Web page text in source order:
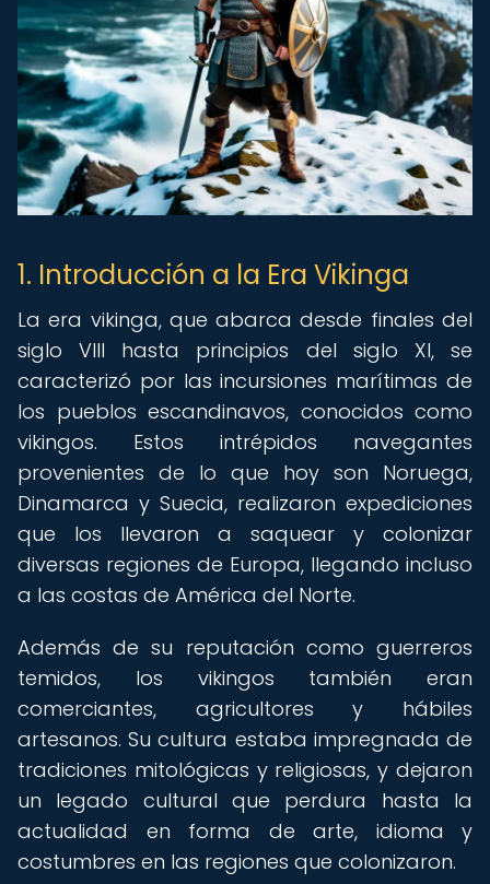
1. Introducción a la Era Vikinga
La era vikinga, que abarca desde finales del
siglo VIII hasta principios del siglo XI, se
caracterizó por las incursiones marítimas de
los pueblos escandinavos, conocidos como
vikingos. Estos intrépidos navegantes
provenientes de lo que hoy son Noruega,
Dinamarca y Suecia, realizaron expediciones
que los llevaron a saquear y colonizar
diversas regiones de Europa, llegando incluso
a las costas de América del Norte.
Además de su reputación como guerreros
temidos, los vikingos también eran
comerciantes, agricultores y hábiles
artesanos. Su cultura estaba impregnada de
tradiciones mitológicas y religiosas, y dejaron
un legado cultural que perdura hasta la
actualidad en forma de arte, idioma y
costumbres en las regiones que colonizaron.